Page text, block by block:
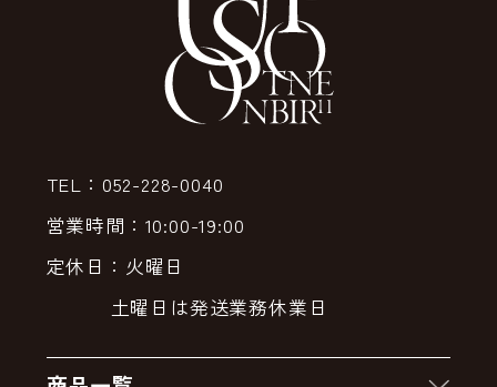
TEL：052-228-0040
営業時間：10:00-19:00
定休日：火曜日
土曜日は発送業務休業日